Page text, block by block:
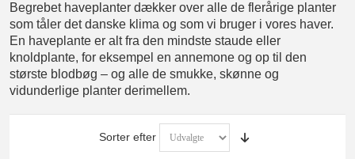
Begrebet haveplanter dækker over alle de flerårige planter
som tåler det danske klima og som vi bruger i vores haver.
En haveplante er alt fra den mindste staude eller
knoldplante, for eksempel en annemone og op til den
største blodbøg – og alle de smukke, skønne og
vidunderlige planter derimellem.
Sorter efter